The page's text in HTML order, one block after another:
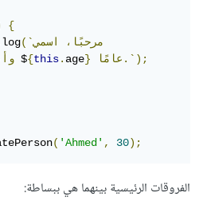
{
log (`مرحبًا،
اسمي
${this.age}
عامًا.`);
('Ahmed', 30);
الفروقات الرئيسية بينهما هي ببساطة: